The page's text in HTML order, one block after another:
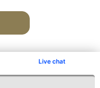
Live chat